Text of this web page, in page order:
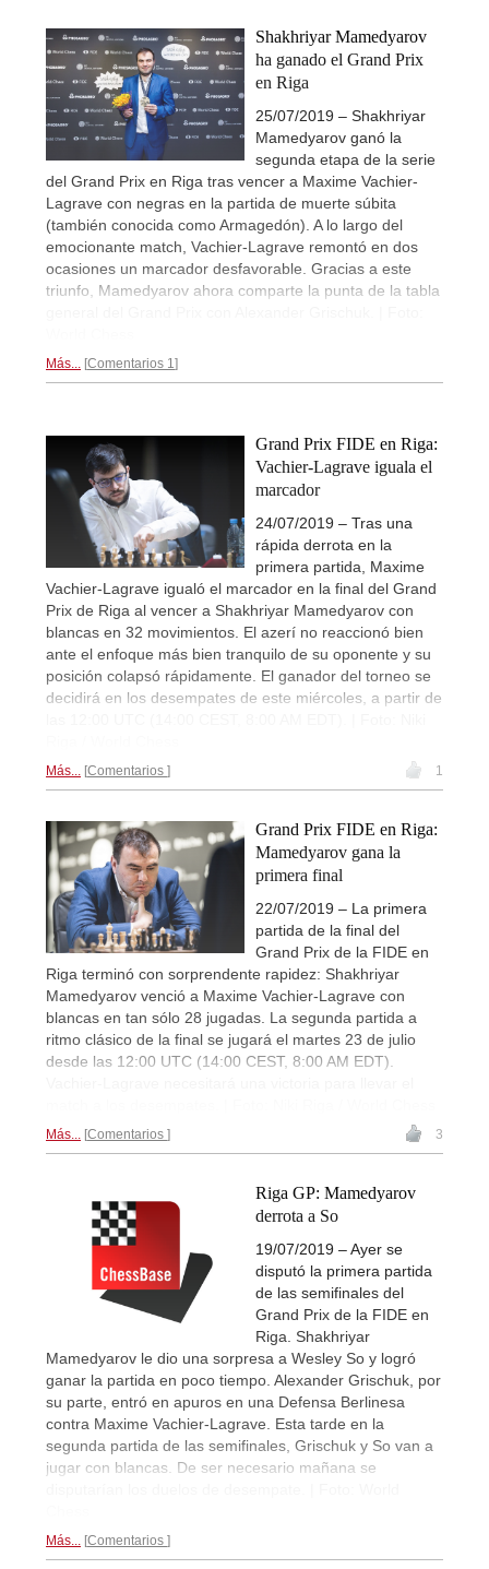
Shakhriyar Mamedyarov
ha ganado el Grand Prix
en Riga
25/07/2019 – Shakhriyar
Mamedyarov ganó la
segunda etapa de la serie
del Grand Prix en Riga tras vencer a Maxime Vachier-
Lagrave con negras en la partida de muerte súbita
(también conocida como Armagedón). A lo largo del
emocionante match, Vachier-Lagrave remontó en dos
ocasiones un marcador desfavorable. Gracias a este
triunfo, Mamedyarov ahora comparte la punta de la tabla
Más... Comentarios 1
Grand Prix FIDE en Riga:
Vachier-Lagrave iguala el
marcador
24/07/2019 – Tras una
rápida derrota en la
primera partida, Maxime
Vachier-Lagrave igualó el marcador en la final del Grand
Prix de Riga al vencer a Shakhriyar Mamedyarov con
blancas en 32 movimientos. El azerí no reaccionó bien
ante el enfoque más bien tranquilo de su oponente y su
posición colapsó rápidamente. El ganador del torneo se
decidirá en los desempates de este miércoles, a partir de
Más... Comentarios 1
Grand Prix FIDE en Riga:
Mamedyarov gana la
primera final
22/07/2019 – La primera
partida de la final del
Grand Prix de la FIDE en
Riga terminó con sorprendente rapidez: Shakhriyar
Mamedyarov venció a Maxime Vachier-Lagrave con
blancas en tan sólo 28 jugadas. La segunda partida a
ritmo clásico de la final se jugará el martes 23 de julio
desde las 12:00 UTC (14:00 CEST, 8:00 AM EDT).
Más... Comentarios 3
Riga GP: Mamedyarov
derrota a So
19/07/2019 – Ayer se
disputó la primera partida
de las semifinales del
Grand Prix de la FIDE en
Riga. Shakhriyar
Mamedyarov le dio una sorpresa a Wesley So y logró
ganar la partida en poco tiempo. Alexander Grischuk, por
su parte, entró en apuros en una Defensa Berlinesa
contra Maxime Vachier-Lagrave. Esta tarde en la
segunda partida de las semifinales, Grischuk y So van a
jugar con blancas. De ser necesario mañana se
Más... Comentarios